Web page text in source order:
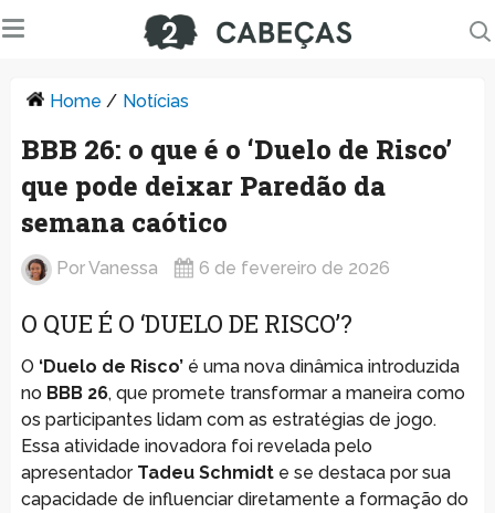
Home / Notícias
BBB 26: o que é o ‘Duelo de Risco’
que pode deixar Paredão da
semana caótico
PorVanessa 6 de fevereiro de 2026
O QUE É O ‘DUELO DE RISCO’?
O ‘Duelo de Risco’é uma nova dinâmica introduzida
no BBB 26, que promete transformar a maneira como
os participantes lidam com as estratégias de jogo.
Essa atividade inovadora foi revelada pelo
apresentador Tadeu Schmidte se destaca por sua
capacidade de influenciar diretamente a formação do